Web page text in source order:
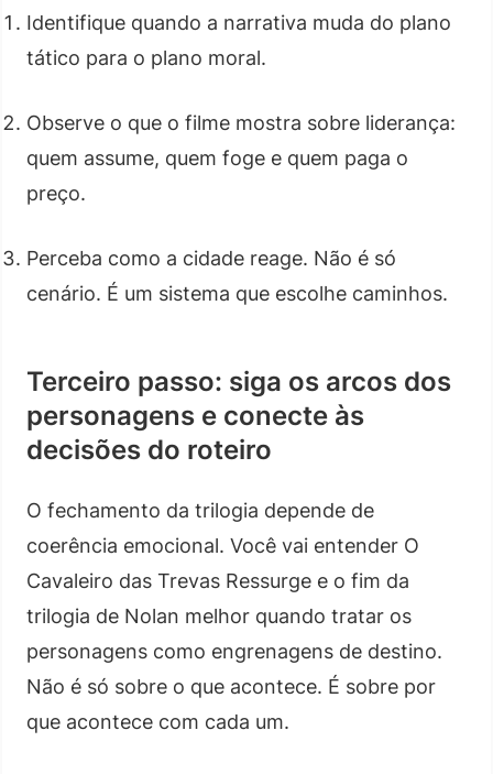
Identifique quando a narrativa muda do plano
tático para o plano moral.
Observe o que o filme mostra sobre liderança:
quem assume, quem foge e quem paga o
preço.
Perceba como a cidade reage. Não é só
cenário. É um sistema que escolhe caminhos.
Terceiro passo: siga os arcos dos
personagens e conecte às
decisões do roteiro
O fechamento da trilogia depende de
coerência emocional. Você vai entender O
Cavaleiro das Trevas Ressurge e o fim da
trilogia de Nolan melhor quando tratar os
personagens como engrenagens de destino.
Não é só sobre o que acontece. É sobre por
que acontece com cada um.